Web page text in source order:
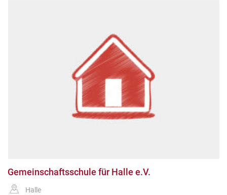
Gemeinschaftsschule für Halle e.V.
Halle